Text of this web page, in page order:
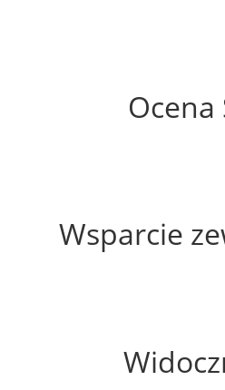
Ocena
Wsparcie